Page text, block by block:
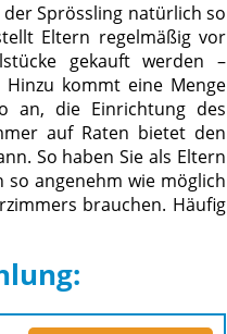
Sprössling natürlich so
Eltern regelmäßig vor
gekauft werden –
kommt eine Menge
an, die Einrichtung des
auf Raten bietet den
So haben Sie als Eltern
angenehm wie möglich
brauchen. Häufig